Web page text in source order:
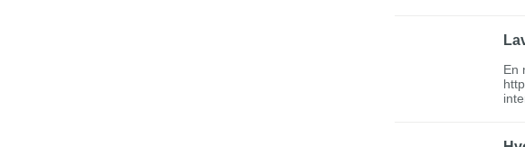
En